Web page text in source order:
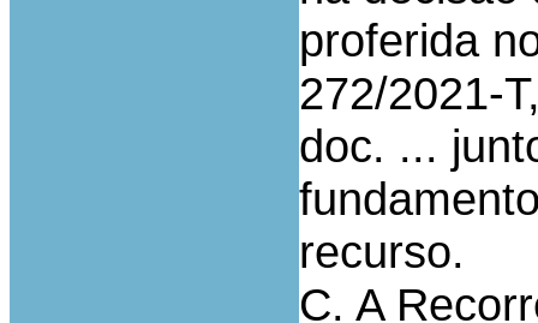
proferida
272/2021-
doc. ...
recurso.
C. A